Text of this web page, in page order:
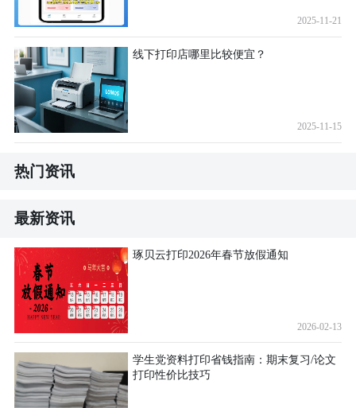
2025-11-21
线下打印店哪里比较便宜？
2025-11-15
热门资讯
最新资讯
琢贝云打印2026年春节放假通知
2026-02-13
学生党资料打印省钱指南：期末复习/论文
打印性价比技巧